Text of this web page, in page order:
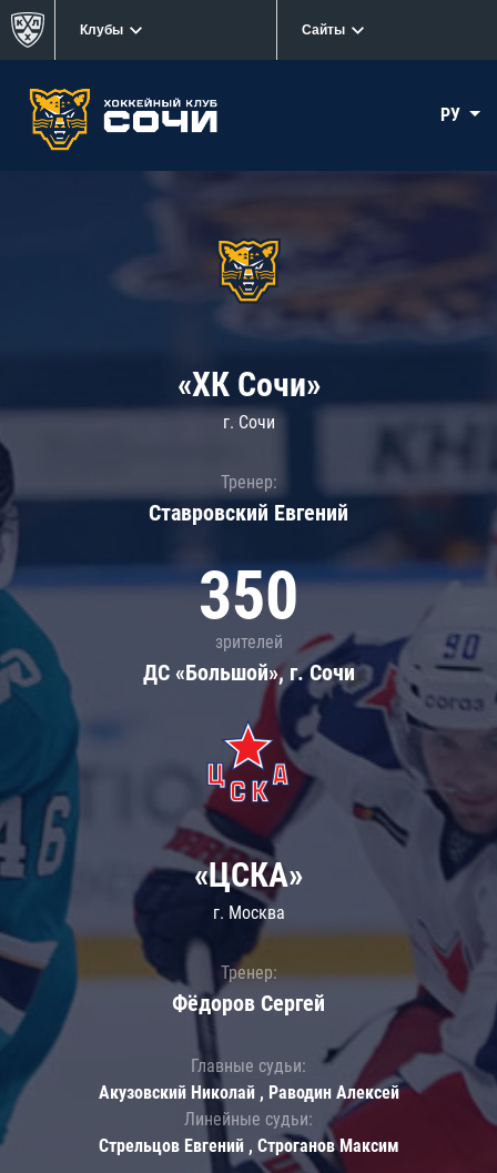
Клубы Сайты
РУ
«ХК Сочи»
г. Сочи
Тренер:
Ставровский Евгений
350
зрителей
ДС «Большой», г. Сочи
«ЦСКА»
г. Москва
Тренер:
Фёдоров Сергей
Главные судьи:
Акузовский Николай , Раводин Алексей
Линейные судьи:
Стрельцов Евгений , Строганов Максим